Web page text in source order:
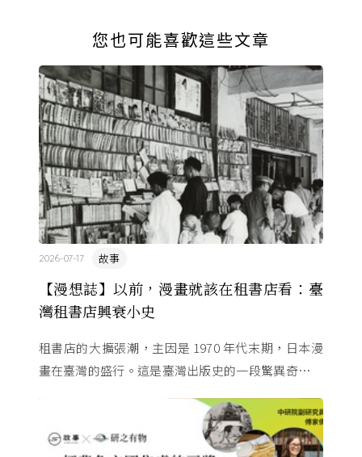
您也可能喜歡這些文章
【漫想誌】以前，漫畫就該在租書店看：臺
灣租書店興衰小史
故事
2026-07-17
租書店的大擴張潮，主因是 1970 年代末期，日本漫
畫在臺灣的盛行。這是臺灣出版史的一段驚異奇航。